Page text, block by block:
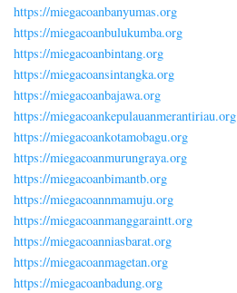
https://miegacoanbanyumas.org
https://miegacoanbulukumba.org
https://miegacoanbintang.org
https://miegacoansintangka.org
https://miegacoanbajawa.org
https://miegacoankepulauanmerantiriau.org
https://miegacoankotamobagu.org
https://miegacoanmurungraya.org
https://miegacoanbimantb.org
https://miegacoannmamuju.org
https://miegacoanmanggaraintt.org
https://miegacoanniasbarat.org
https://miegacoanmagetan.org
https://miegacoanbadung.org